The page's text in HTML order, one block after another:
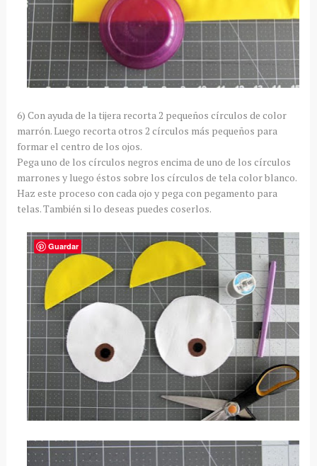
6) Con ayuda de la tijera recorta 2 pequeños círculos de color
marrón. Luego recorta otros 2 círculos más pequeños para
formar el centro de los ojos.
Pega uno de los círculos negros encima de uno de los círculos
marrones y luego éstos sobre los círculos de tela color blanco.
Haz este proceso con cada ojo y pega con pegamento para
telas. También si lo deseas puedes coserlos.
Guardar